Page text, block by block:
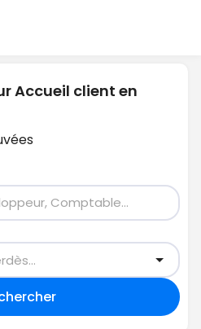
Accueil client en